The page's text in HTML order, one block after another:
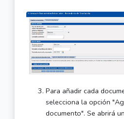
Para añadir cada
selecciona la opción
documento". Se abrirá